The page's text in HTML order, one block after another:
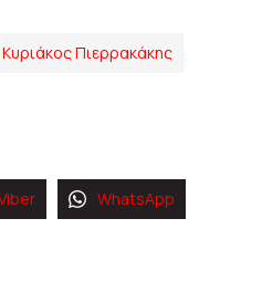
Κυριάκος Πιερρακάκης
WhatsApp